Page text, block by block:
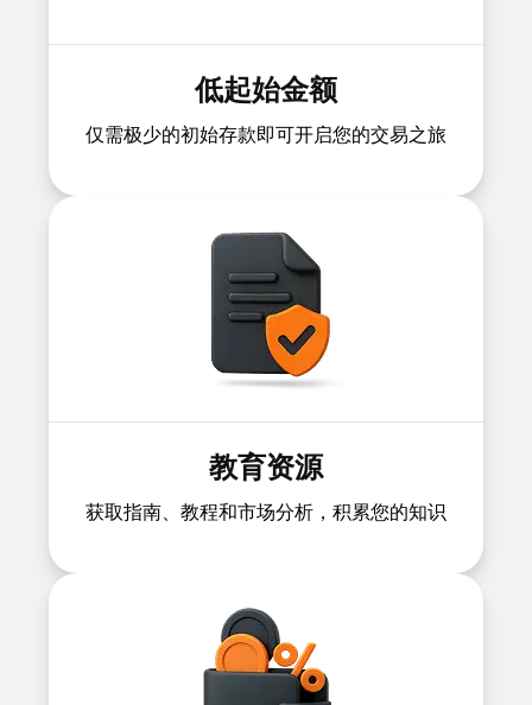
低起始金额
仅需极少的初始存款即可开启您的交易之旅
教育资源
获取指南、教程和市场分析，积累您的知识